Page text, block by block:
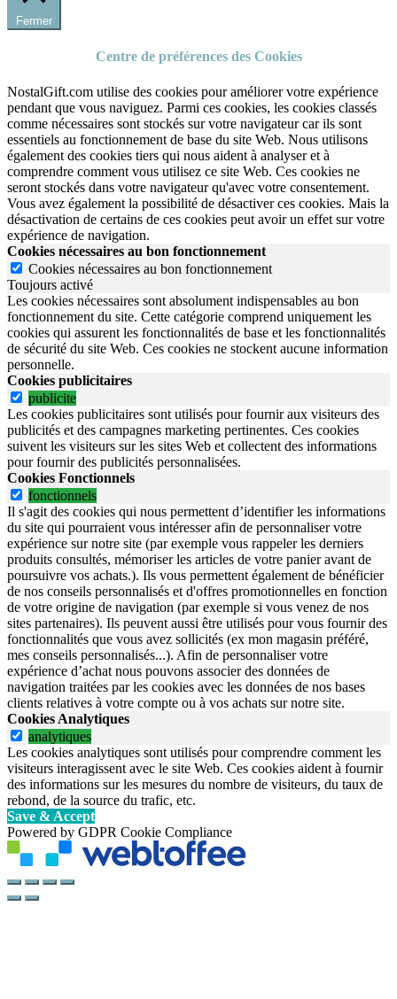
Fermer
Centre de préférences des Cookies
NostalGift.com utilise des cookies pour améliorer votre expérience
pendant que vous naviguez. Parmi ces cookies, les cookies classés
comme nécessaires sont stockés sur votre navigateur car ils sont
essentiels au fonctionnement de base du site Web. Nous utilisons
également des cookies tiers qui nous aident à analyser et à
comprendre comment vous utilisez ce site Web. Ces cookies ne
seront stockés dans votre navigateur qu'avec votre consentement.
Vous avez également la possibilité de désactiver ces cookies. Mais la
désactivation de certains de ces cookies peut avoir un effet sur votre
expérience de navigation.
Cookies nécessaires au bon fonctionnement
Cookies nécessaires au bon fonctionnement
Toujours activé
Les cookies nécessaires sont absolument indispensables au bon
fonctionnement du site. Cette catégorie comprend uniquement les
cookies qui assurent les fonctionnalités de base et les fonctionnalités
de sécurité du site Web. Ces cookies ne stockent aucune information
personnelle.
Cookies publicitaires
publicite
Les cookies publicitaires sont utilisés pour fournir aux visiteurs des
publicités et des campagnes marketing pertinentes. Ces cookies
suivent les visiteurs sur les sites Web et collectent des informations
pour fournir des publicités personnalisées.
Cookies Fonctionnels
fonctionnels
Il s'agit des cookies qui nous permettent d’identifier les informations
du site qui pourraient vous intéresser afin de personnaliser votre
expérience sur notre site (par exemple vous rappeler les derniers
produits consultés, mémoriser les articles de votre panier avant de
poursuivre vos achats.). Ils vous permettent également de bénéficier
de nos conseils personnalisés et d'offres promotionnelles en fonction
de votre origine de navigation (par exemple si vous venez de nos
sites partenaires). Ils peuvent aussi être utilisés pour vous fournir des
fonctionnalités que vous avez sollicités (ex mon magasin préféré,
mes conseils personnalisés...). Afin de personnaliser votre
expérience d’achat nous pouvons associer des données de
navigation traitées par les cookies avec les données de nos bases
clients relatives à votre compte ou à vos achats sur notre site.
Cookies Analytiques
analytiques
Les cookies analytiques sont utilisés pour comprendre comment les
visiteurs interagissent avec le site Web. Ces cookies aident à fournir
des informations sur les mesures du nombre de visiteurs, du taux de
rebond, de la source du trafic, etc.
Save & Accept
Powered by GDPR Cookie Compliance